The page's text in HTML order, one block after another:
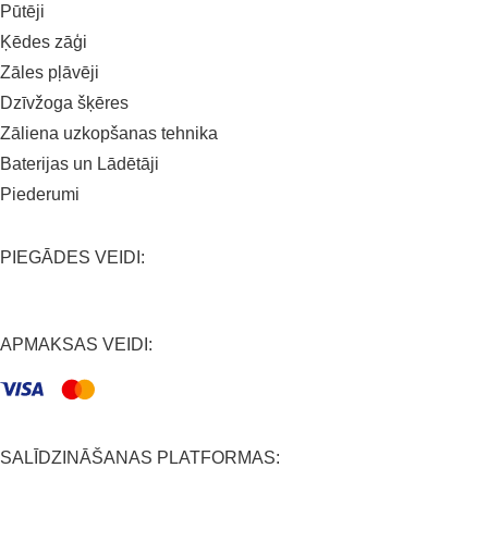
Pūtēji
Ķēdes zāģi
Zāles pļāvēji
Dzīvžoga šķēres
Zāliena uzkopšanas tehnika
Baterijas un Lādētāji
Piederumi
PIEGĀDES VEIDI:
APMAKSAS VEIDI:
SALĪDZINĀŠANAS PLATFORMAS: